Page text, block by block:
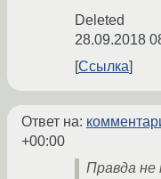
Deleted
28.09.2018
Ссылка
Ответ на:
+00:00
Правда не